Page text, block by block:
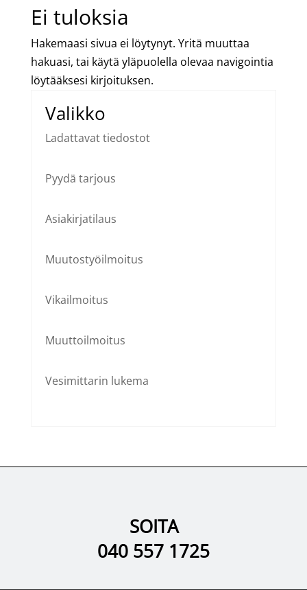
Ei tuloksia
Hakemaasi sivua ei löytynyt. Yritä muuttaa
hakuasi, tai käytä yläpuolella olevaa navigointia
löytääksesi kirjoituksen.
Valikko
Ladattavat tiedostot
Pyydä tarjous
Asiakirjatilaus
Muutostyöilmoitus
Vikailmoitus
Muuttoilmoitus
Vesimittarin lukema
SOITA
040 557 1725